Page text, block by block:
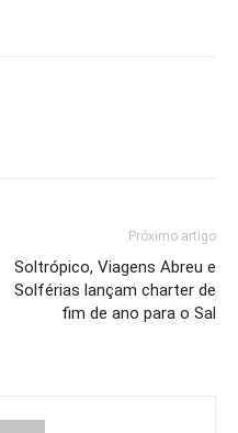
Próximo artigo
Soltrópico, Viagens Abreu e
Solférias lançam charter de
fim de ano para o Sal